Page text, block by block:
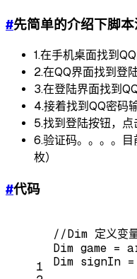
#先简单的介绍下脚
1.在手机桌面找到
2.在QQ界面找到登
3.在登陆界面找到
4.接着找到QQ密码
5.找到登陆按钮，点
6.验证码。。。。
枚）
#代码
1
//Dim 定义变
Dim game =
Dim signIn =